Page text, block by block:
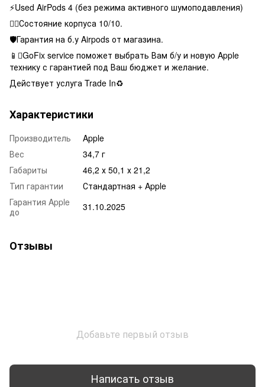
⚡️Used AirPods 4 (без режима активного шумоподавления)
👌🏻Состояние корпуса 10/10.
🛡Гарантия на б.у Airpods от магазина.
📱GoFix service поможет выбрать Вам б/у и новую Apple
технику с гарантией под Ваш бюджет и желание.
Действует услуга Trade In♻️
Характеристики
Производитель
Apple
Вес
34,7 г
Габариты
46,2 х 50,1 х 21,2
Тип гарантии
Стандартная + Apple
Гарантия Apple
до
31.10.2025
Отзывы
Добавьте первый отзыв
Написать отзыв